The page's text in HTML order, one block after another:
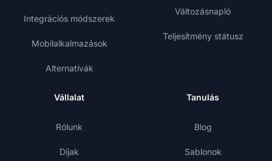
Integrációs módszerek
Mobilalkalmazások
Alternatívák
Változásnapló
Teljesítmény státusz
Vállalat
Rólunk
Díjak
Tanulás
Blog
Sablonok